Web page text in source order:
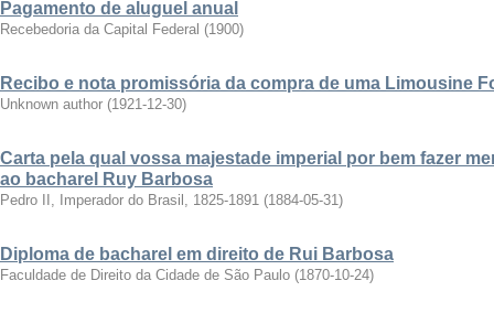
Pagamento de aluguel anual
Recebedoria da Capital Federal (1900)
Recibo e nota promissória da compra de uma Limousine
Unknown author (1921-12-30)
Carta pela qual vossa majestade imperial por bem fazer
ao bacharel Ruy Barbosa
Pedro II, Imperador do Brasil, 1825-1891 (1884-05-31)
Diploma de bacharel em direito de Rui Barbosa
Faculdade de Direito da Cidade de São Paulo (1870-10-24)